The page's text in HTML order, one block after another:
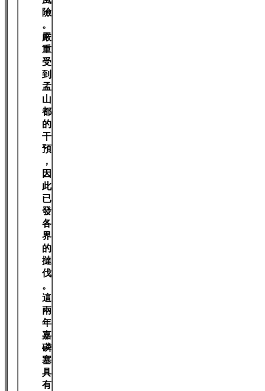
險
。
嚴
重
受
到
孟
山
都
的
干
預
，
因
此
已
發
各
界
的
撻
伐
。
這
兩
年
嘉
磷
塞
具
有